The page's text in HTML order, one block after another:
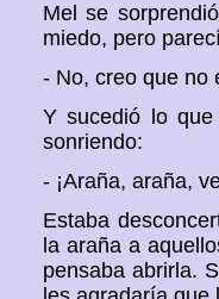
Mel se
miedo, pero
- No, creo que no
Y sucedió lo
sonriendo:
- ¡Araña, araña,
Estaba
la araña a
pensaba abrirla.